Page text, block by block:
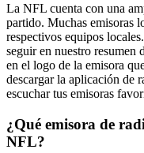
La NFL cuenta con una
partido. Muchas emisoras
respectivos equipos
seguir en nuestro
en el logo de la emisora
descargar la aplicación de
escuchar tus emisoras
¿Qué emisora de
NFL?